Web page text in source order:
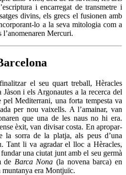
i encarregat de transmetre i
divins, els grecs el fusionen amb
lo a la seva mitologia com a
l’anomenaren Mercuri.
el seu quart treball, Hèracles
i els Argonautes a la recerca del
Mediterrani, una forta tempesta va
per nou vaixells. A l’amainar, van
que una de les naus no hi era.
èxit, van divisar costa. En apropar-
la sorra de la platja, als peus d’una
Tant li va agradar el lloc a Hèracles,
una ciutat junt amb el seu germà
de Barca Nona (la novena barca) en
era Montjuïc.